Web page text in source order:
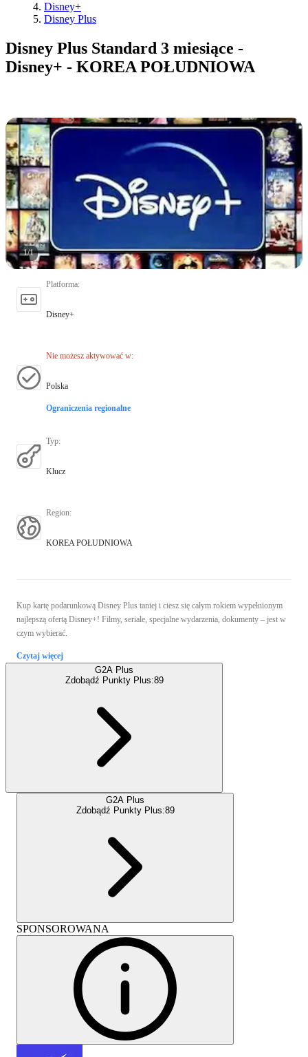
Disney+
Disney Plus
Disney Plus Standard 3 miesiące -
Disney+ - KOREA POŁUDNIOWA
1/1
Platforma:
Disney+
Nie możesz aktywować w:
Polska
Ograniczenia regionalne
Typ:
Klucz
Region:
KOREA POŁUDNIOWA
Kup kartę podarunkową Disney Plus taniej i ciesz się całym rokiem wypełnionym
najlepszą ofertą Disney+! Filmy, seriale, specjalne wydarzenia, dokumenty – jest w
czym wybierać.
Czytaj więcej
G2A Plus
Zdobądź Punkty Plus:89
G2A Plus
Zdobądź Punkty Plus:89
SPONSOROWANA